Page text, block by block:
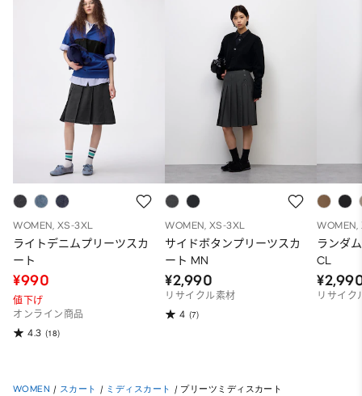
WOMEN, XS-3XL
ライトデニムプリーツスカ
ート
¥990
値下げ
オンライン商品
4.3 (18)
WOMEN, XS-3XL
サイドボタンプリーツスカ
ート MN
¥2,990
リサイクル素材
4 (7)
WOMEN,
ランダ
CL
リサイク
WOMEN / スカート / ミディスカート / プリーツミディスカート